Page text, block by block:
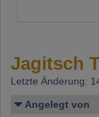
Jagitsch
Letzte Änderung:
Angelegt von